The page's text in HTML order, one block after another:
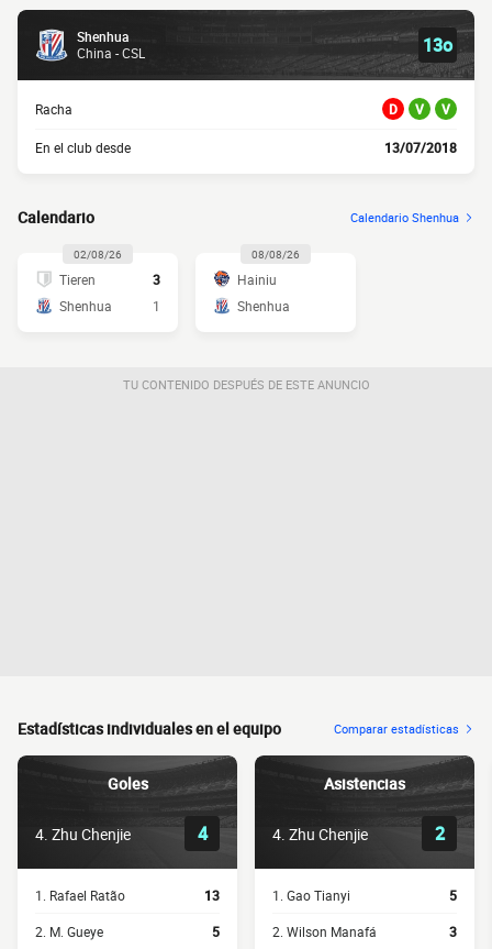
Shenhua
China - CSL
13o
Racha D V V
En el club desde 13/07/2018
Calendario Calendario Shenhua
02/08/26
Tieren
3
Shenhua
1
08/08/26
Hainiu
Shenhua
TU CONTENIDO DESPUÉS DE ESTE ANUNCIO
Estadísticas individuales en el equipo Comparar estadísticas
Goles
4. Zhu Chenjie 4
1. Rafael Ratão 13
2. M. Gueye 5
Asistencias
4. Zhu Chenjie 2
1. Gao Tianyi 5
2. Wilson Manafá 3